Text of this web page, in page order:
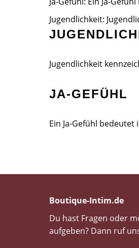
Jugendlichkeit:
Jugendlichkeit
JA-GEFÜHL
Ein Ja-Gefühl
Boutique-Intim.de
Du hast Fragen oder
aufgeben? Dann ruf